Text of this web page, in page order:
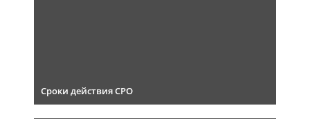
Сроки действия СРО